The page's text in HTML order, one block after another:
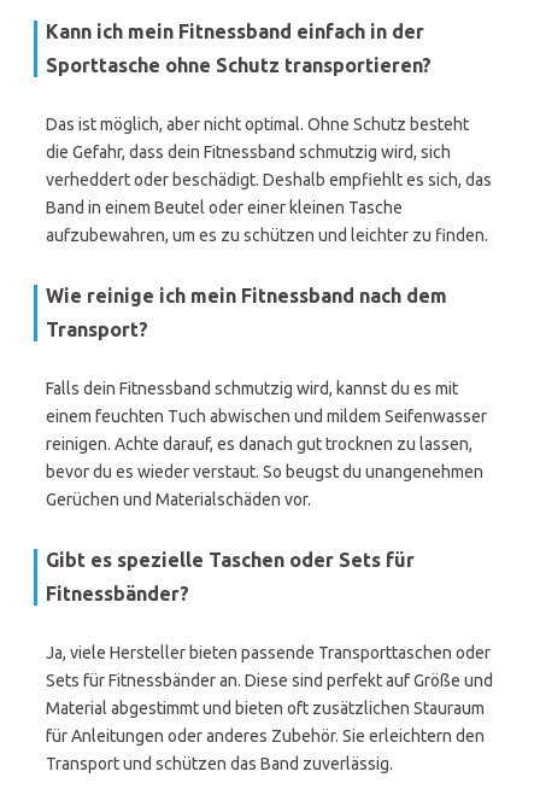
Kann ich mein Fitnessband einfach in der
Sporttasche ohne Schutz transportieren?
Das ist möglich, aber nicht optimal. Ohne Schutz besteht
die Gefahr, dass dein Fitnessband schmutzig wird, sich
verheddert oder beschädigt. Deshalb empfiehlt es sich, das
Band in einem Beutel oder einer kleinen Tasche
aufzubewahren, um es zu schützen und leichter zu finden.
Wie reinige ich mein Fitnessband nach dem
Transport?
Falls dein Fitnessband schmutzig wird, kannst du es mit
einem feuchten Tuch abwischen und mildem Seifenwasser
reinigen. Achte darauf, es danach gut trocknen zu lassen,
bevor du es wieder verstaut. So beugst du unangenehmen
Gerüchen und Materialschäden vor.
Gibt es spezielle Taschen oder Sets für
Fitnessbänder?
Ja, viele Hersteller bieten passende Transporttaschen oder
Sets für Fitnessbänder an. Diese sind perfekt auf Größe und
Material abgestimmt und bieten oft zusätzlichen Stauraum
für Anleitungen oder anderes Zubehör. Sie erleichtern den
Transport und schützen das Band zuverlässig.